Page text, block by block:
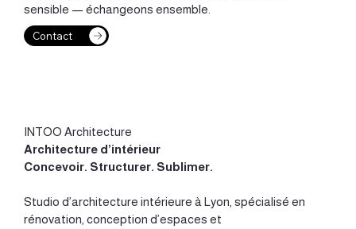
sensible — échangeons ensemble.
Contact
INTOO Architecture
Architecture d’intérieur
Concevoir. Structurer. Sublimer.
Studio d’architecture intérieure à Lyon , spécialisé en
rénovation, conception d’espaces et